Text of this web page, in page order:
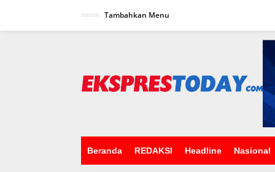
Tambahkan Menu
Beranda REDAKSI Headline Nasional